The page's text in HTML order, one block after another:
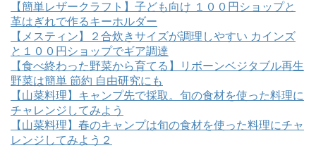
【簡単レザークラフト】子ども向け １００円ショップと
革はぎれで作るキーホルダー
【メスティン】２合炊きサイズが調理しやすい カインズ
と１００円ショップでギア調達
【食べ終わった野菜から育てる】リボーンベジタブル再生
野菜は簡単 節約 自由研究にも
【山菜料理】キャンプ先で採取。旬の食材を使った料理に
チャレンジしてみよう
【山菜料理】春のキャンプは旬の食材を使った料理にチャ
レンジしてみよう２